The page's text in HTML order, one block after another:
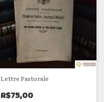
Lettre Pastorale
R$75,00